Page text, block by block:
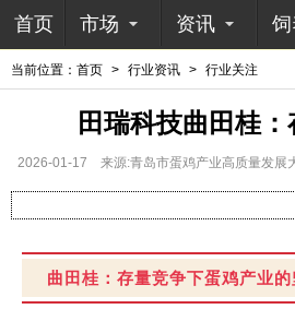
首页 市场 资讯 饲
当前位置： 首页 > 行业资讯 > 行业关注
田瑞科技曲田桂
2026-01-17 来源:青岛市蛋鸡产业高质量发展
曲田桂：存量竞争下蛋鸡产业